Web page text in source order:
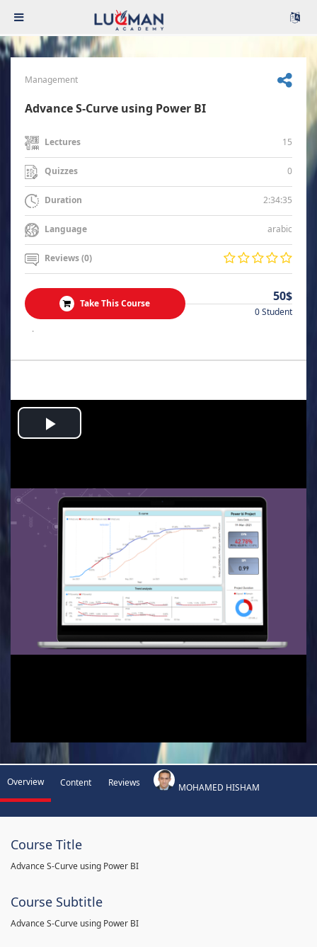
Management
Advance S-Curve using Power BI
Lectures 15
Quizzes 0
Duration 2:34:35
Language arabic
Reviews (0)
Take This Course 50$
0 Student
.
Play
Overview Content Reviews MOHAMED HISHAM
Course Title
Advance S-Curve using Power BI
Course Subtitle
Advance S-Curve using Power BI